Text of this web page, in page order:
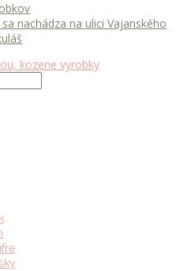
sa nachádza na ulici Vajanského